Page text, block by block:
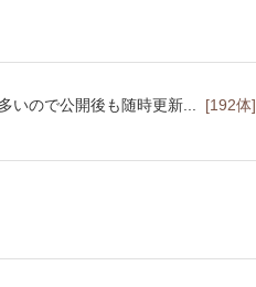
いので公開後も随時更新... [192体]